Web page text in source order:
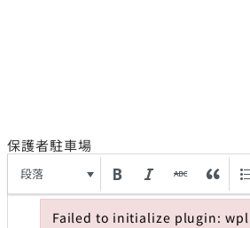
保護者駐車場
段落
Failed to initialize plugin: